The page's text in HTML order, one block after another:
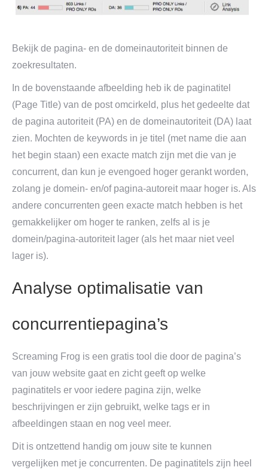
Bekijk de pagina- en de domeinautoriteit binnen de
zoekresultaten.
In de bovenstaande afbeelding heb ik de paginatitel
(Page Title) van de post omcirkeld, plus het gedeelte dat
de pagina autoriteit (PA) en de domeinautoriteit (DA) laat
zien. Mochten de keywords in je titel (met name die aan
het begin staan) een exacte match zijn met die van je
concurrent, dan kun je evengoed hoger gerankt worden,
zolang je domein- en/of pagina-autoreit maar hoger is. Als
andere concurrenten geen exacte match hebben is het
gemakkelijker om hoger te ranken, zelfs al is je
domein/pagina-autoriteit lager (als het maar niet veel
lager is).
Analyse optimalisatie van
concurrentiepagina’s
Screaming Frog is een gratis tool die door de pagina’s
van jouw website gaat en zicht geeft op welke
paginatitels er voor iedere pagina zijn, welke
beschrijvingen er zijn gebruikt, welke tags er in
afbeeldingen staan en nog veel meer.
Dit is ontzettend handig om jouw site te kunnen
vergelijken met je concurrenten. De paginatitels zijn heel